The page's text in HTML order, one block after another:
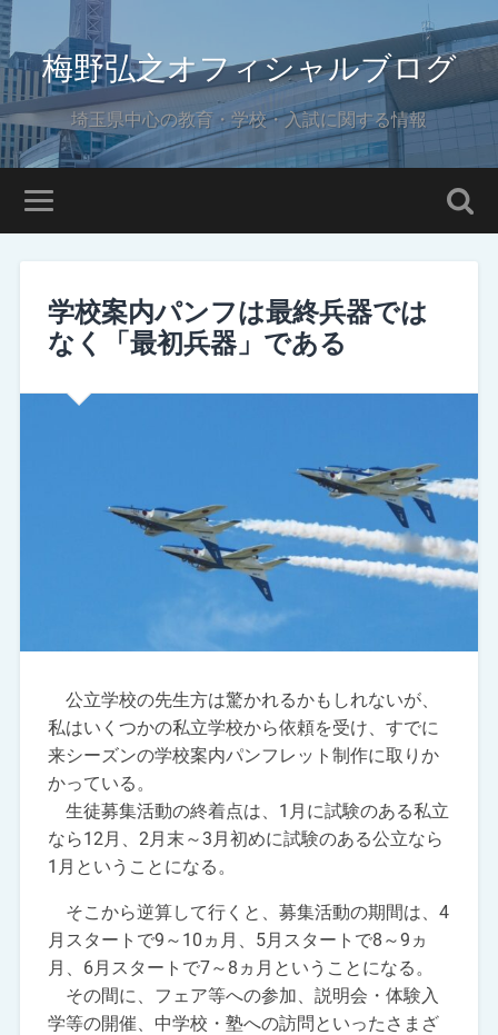
梅野弘之オフィシャルブログ
埼玉県中心の教育・学校・入試に関する情報
学校案内パンフは最終兵器では
なく「最初兵器」である
公立学校の先生方は驚かれるかもしれないが、
私はいくつかの私立学校から依頼を受け、すでに
来シーズンの学校案内パンフレット制作に取りか
かっている。
生徒募集活動の終着点は、1月に試験のある私立
なら12月、2月末～3月初めに試験のある公立なら
1月ということになる。
そこから逆算して行くと、募集活動の期間は、4
月スタートで9～10ヵ月、5月スタートで8～9ヵ
月、6月スタートで7～8ヵ月ということになる。
その間に、フェア等への参加、説明会・体験入
学等の開催、中学校・塾への訪問といったさまざ